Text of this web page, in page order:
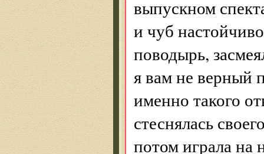
выпускном
и чуб
поводырь,
я вам не верный
именно такого
стеснялась
потом играла на